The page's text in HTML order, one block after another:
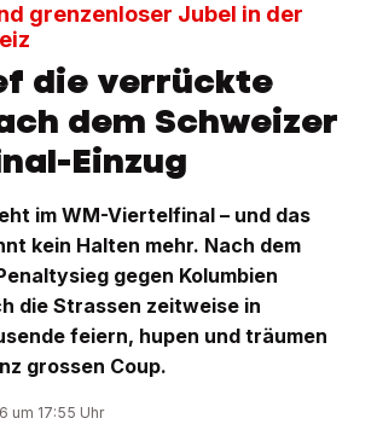
grenzenloser Jubel in der
die verrückte
dem Schweizer
Einzug
im WM-Viertelfinal – und das
kein Halten mehr. Nach dem
gegen Kolumbien
die Strassen zeitweise in
feiern, hupen und träumen
grossen Coup.
um 17:55 Uhr